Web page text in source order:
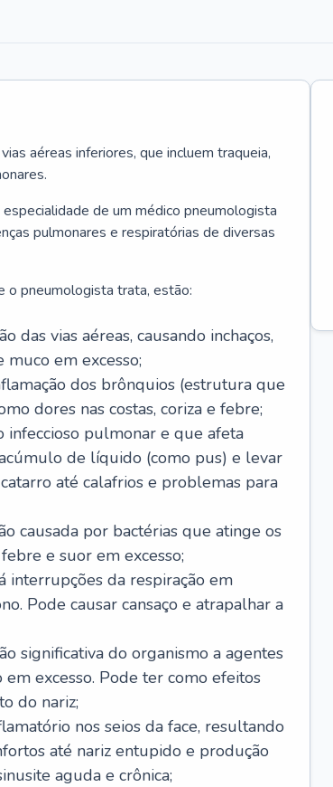
aéreas inferiores, que incluem traqueia,
de um médico pneumologista
pulmonares e respiratórias de diversas
o pneumologista trata, estão:
das vias aéreas, causando inchaços,
em excesso;
dos brônquios (estrutura que
dores nas costas, coriza e febre;
infeccioso pulmonar e que afeta
de líquido (como pus) e levar
até calafrios e problemas para
causada por bactérias que atinge os
e suor em excesso;
interrupções da respiração em
Pode causar cansaço e atrapalhar a
significativa do organismo a agentes
excesso. Pode ter como efeitos
do nariz;
nos seios da face, resultando
até nariz entupido e produção
aguda e crônica;